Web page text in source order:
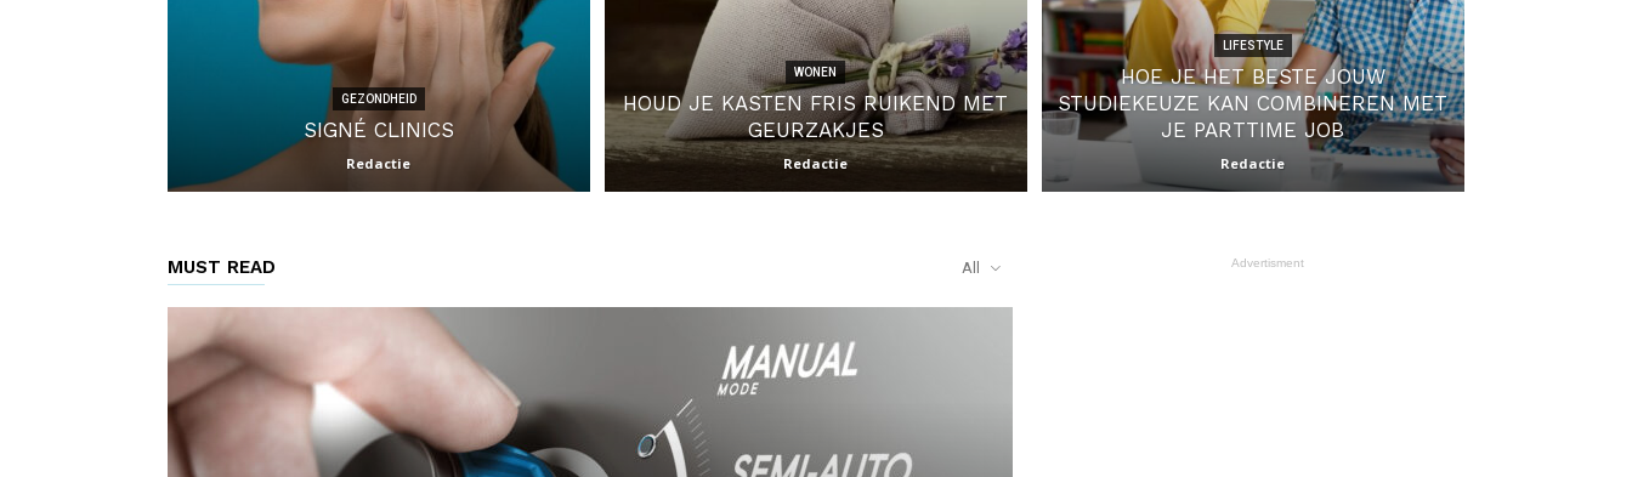
GEZONDHEID
SIGNÉ CLINICS
Redactie
WONEN
HOUD JE KASTEN FRIS RUIKEND MET
GEURZAKJES
Redactie
LIFESTYLE
HOE JE HET BESTE JOUW
STUDIEKEUZE KAN COMBINEREN MET
JE PARTTIME JOB
Redactie
MUST READ All Advertisment